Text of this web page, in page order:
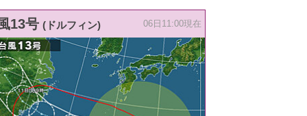
13号 (ドルフィン) 06日11:00現在